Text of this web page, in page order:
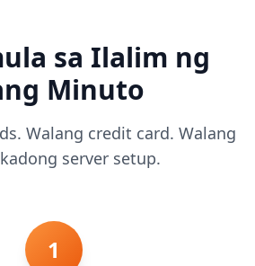
sa Ilalim ng
Minuto
Walang credit card. Walang
server setup.
1